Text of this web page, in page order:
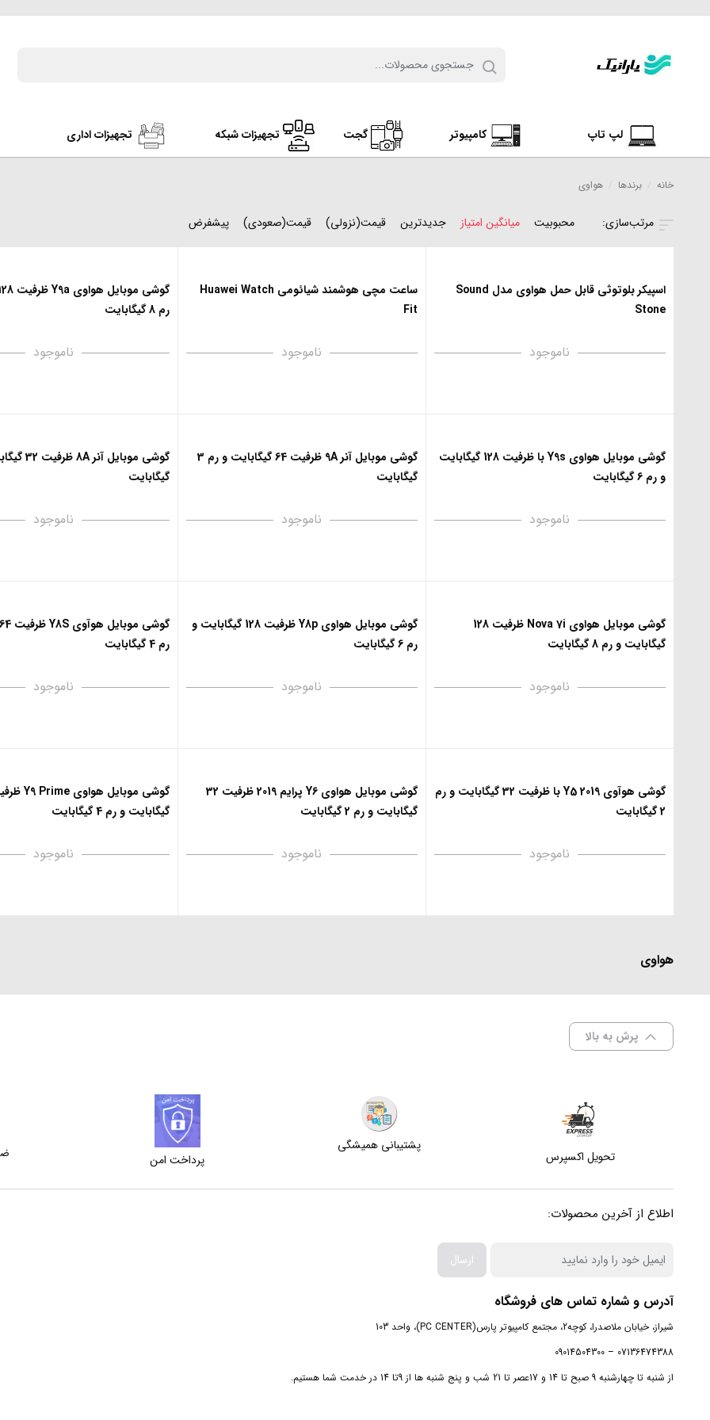
لپ تاپ کامپیوتر گجت تجهیزات شبکه تجهیزات اداری
خانه برندها هواوی
محبوبیت میانگین امتیاز جدیدترین قیمت(نزولی) قیمت(صعودی) پیشفرض
اسپیکر بلوتوثی قابل حمل هواوی مدل Sound
Stone
ناموجود
ساعت مچی هوشمند شیائومی Huawei Watch
Fit
ناموجود
رم 8 گیگابایت
ناموجود
گوشی موبایل هواوی Y9s با ظرفیت 128 گیگابایت
و رم 6 گیگابایت
ناموجود
گوشی موبایل آنر 9A ظرفیت 64 گیگابایت و رم 3
گیگابایت
ناموجود
گیگابایت
ناموجود
گوشی موبایل هواوی Nova 7i ظرفیت 128
گیگابایت و رم 8 گیگابایت
ناموجود
گوشی موبایل هواوی Y8p ظرفیت 128 گیگابایت و
رم 6 گیگابایت
ناموجود
رم 4 گیگابایت
ناموجود
گوشی هوآوی Y5 2019 با ظرفیت 32 گیگابایت و رم
2 گیگابایت
ناموجود
گوشی موبایل هواوی Y6 پرایم 2019 ظرفیت 32
گیگابایت و رم 2 گیگابایت
ناموجود
گیگابایت و رم 4 گیگابایت
ناموجود
هواوی
پرش به بالا
تحویل اکسپرس
پشتیبانی همیشگی
پرداخت امن
اطلاع از آخرین محصولات:
ارسال
آدرس و شماره تماس های فروشگاه
شیراز، خیابان ملاصدرا، کوچه2، مجتمع کامپیوتر پارس(PC CENTER)، واحد 103
07136474388 – 09014504300
از شنبه تا چهارشنبه 9 صبح تا 14 و 17عصر تا 21 شب و پنج شنبه ها از 9تا 14 در خدمت شما هستیم.